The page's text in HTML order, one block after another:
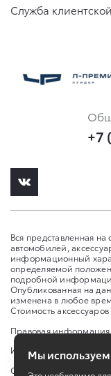
Служба
+7
Вся представленная
автомобилей,
информационный
определяемой
подробной
Опубликованная на
изменена в любое
Стоимость аксессуаров
Правовая информация
Изменить настройку
Сбросить cookie
Мы